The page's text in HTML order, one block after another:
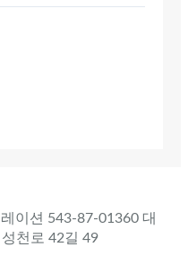
이션 543-87-01360 대
천로 42길 49